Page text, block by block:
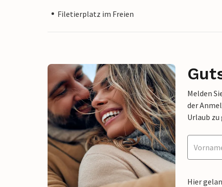
Filetierplatz im Freien
Melden
der
Urlaub zu
Hier